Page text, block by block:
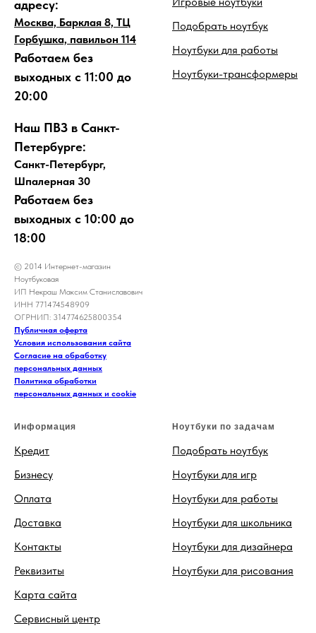
адресу:
Москва, Барклая 8, ТЦ
Горбушка, павильон 114
Работаем без
выходных с 11:00 до
20:00
Наш ПВЗ в Санкт-
Петербурге:
Санкт-Петербург,
Шпалерная 30
Работаем без
выходных с 10:00 до
18:00
© 2014 Интернет-магазин
Ноутбуковая
ИП Некраш Максим Станиславович
ИНН 771474548909
ОГРНИП: 314774625800354
Публичная оферта
Условия использования сайта
Согласие на обработку
персональных данных
Политика обработки
персональных данных и cookie
Подобрать ноутбук
Ноутбуки для работы
Ноутбуки-трансформеры
Информация
Кредит
Бизнесу
Оплата
Доставка
Контакты
Реквизиты
Карта сайта
Сервисный центр
Ноутбуки по задачам
Подобрать ноутбук
Ноутбуки для игр
Ноутбуки для работы
Ноутбуки для школьника
Ноутбуки для дизайнера
Ноутбуки для рисования